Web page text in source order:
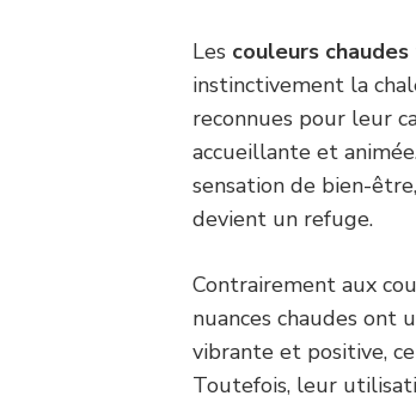
Les couleurs chaudes
instinctivement la
reconnues pour leur
accueillante et
sensation de bien-
devient un refuge.
Contrairement aux
nuances chaudes ont
vibrante et positive, ce
Toutefois, leur